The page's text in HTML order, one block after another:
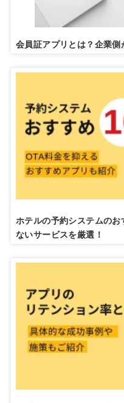
会員証アプリとは？企業
ホテルの予約システムの
ないサービスを厳選！